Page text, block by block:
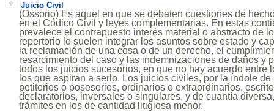
Juicio Civil
(Ossorio) Es aquel en que se debaten cuestiones de
en el Códico Civil y leyes complementarias. En estas
prevalece el contrapuesto interés material o abstracto de
repertorio lo suelen integrar los asuntos sobre estado y
la reclamación de una cosa o de un derecho, el
resarcimiento del caso y las indemnizaciones de daños y
todos los juicios sucesorios, en que no hay acuerdo entre
los que aspiran a serlo. Los juicios civiles, por la índole
petitorios o posesorios, ordinarios o extraordinarios,
declaratorios, inversales o singulares, y de cuantía
trámites en los de cantidad litigiosa menor.